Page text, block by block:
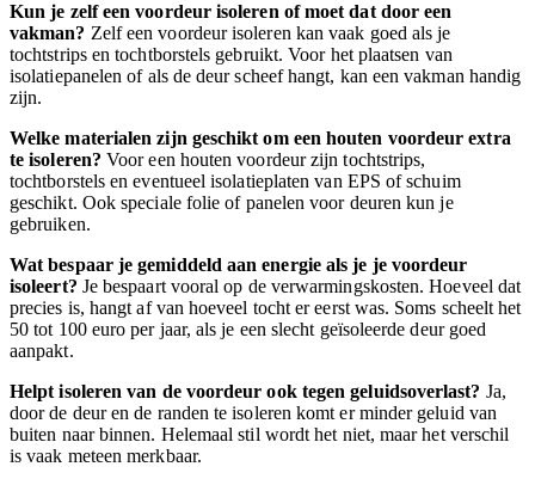
Kun je zelf een voordeur isoleren of moet dat door een
vakman? Zelf een voordeur isoleren kan vaak goed als je
tochtstrips en tochtborstels gebruikt. Voor het plaatsen van
isolatiepanelen of als de deur scheef hangt, kan een vakman handig
zijn.
Welke materialen zijn geschikt om een houten voordeur extra
te isoleren? Voor een houten voordeur zijn tochtstrips,
tochtborstels en eventueel isolatieplaten van EPS of schuim
geschikt. Ook speciale folie of panelen voor deuren kun je
gebruiken.
Wat bespaar je gemiddeld aan energie als je je voordeur
isoleert? Je bespaart vooral op de verwarmingskosten. Hoeveel dat
precies is, hangt af van hoeveel tocht er eerst was. Soms scheelt het
50 tot 100 euro per jaar, als je een slecht geïsoleerde deur goed
aanpakt.
Helpt isoleren van de voordeur ook tegen geluidsoverlast? Ja,
door de deur en de randen te isoleren komt er minder geluid van
buiten naar binnen. Helemaal stil wordt het niet, maar het verschil
is vaak meteen merkbaar.